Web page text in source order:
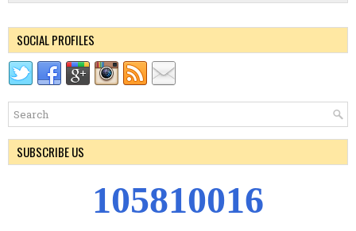
SOCIAL PROFILES
SUBSCRIBE US
105810016